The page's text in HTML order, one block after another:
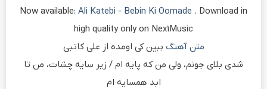
Now available: Ali Katebi - Bebin Ki Oomade . Download in
high quality only on Nex1Music
متن آهنگ ببین کی اومده از علی کاتبی
شدی بلای جونم، ولی من که پایه ام / زیر سایه چشات، من تا
ابد همسایه ام